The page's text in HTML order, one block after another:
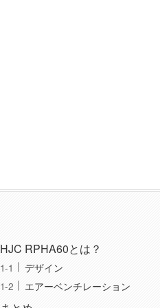
HJC RPHA60とは？
デザイン
エアーベンチレーション